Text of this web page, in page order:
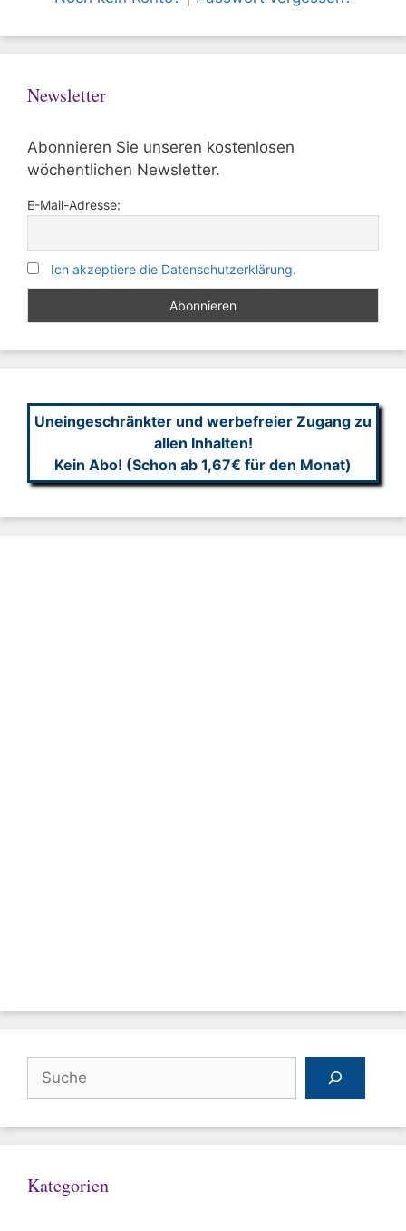
Newsletter
Abonnieren Sie unseren kostenlosen
wöchentlichen Newsletter.
E-Mail-Adresse:
Ich akzeptiere die Datenschutzerklärung.
Uneingeschränkter und werbefreier Zugang zu
allen Inhalten!
Kein Abo! (Schon ab 1,67€ für den Monat)
Kategorien